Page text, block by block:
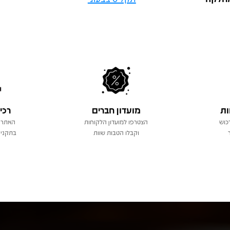
מועדון חברים
הצטרפו למועדון הלקוחות
וקבלו הטבות שוות